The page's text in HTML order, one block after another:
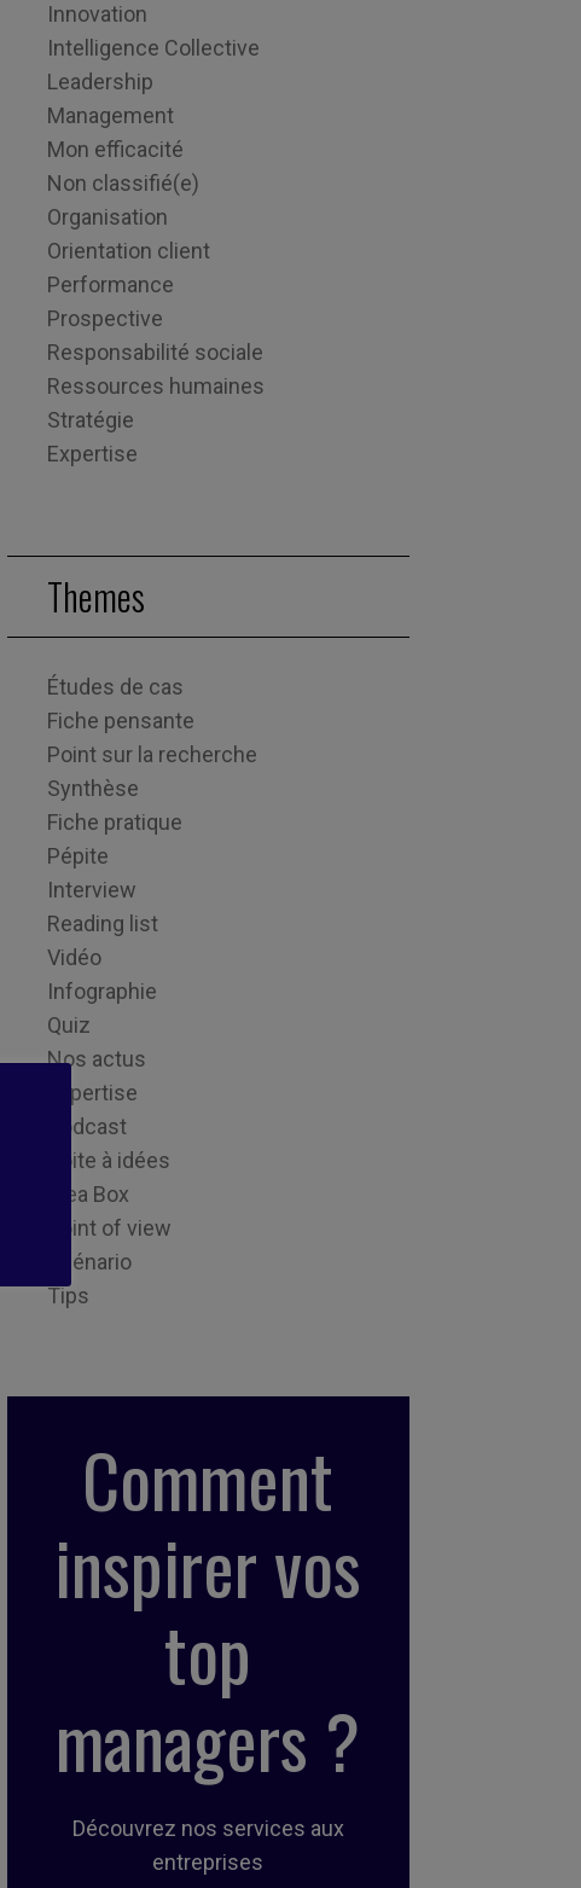
Innovation
Intelligence Collective
Leadership
Management
Mon efficacité
Non classifié(e)
Organisation
Orientation client
Performance
Prospective
Responsabilité sociale
Ressources humaines
Stratégie
Expertise
Themes
Études de cas
Fiche pensante
Point sur la recherche
Synthèse
Fiche pratique
Pépite
Interview
Reading list
Vidéo
Infographie
Quiz
Nos actus
Expertise
Podcast
Boite à idées
Idea Box
Point of view
Scénario
Tips
Comment
inspirer vos
top
managers ?
Découvrez nos services aux
entreprises